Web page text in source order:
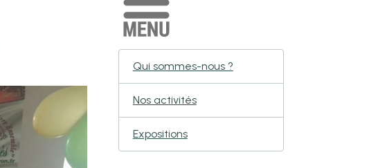
Qui sommes-nous ?
Nos activités
Expositions